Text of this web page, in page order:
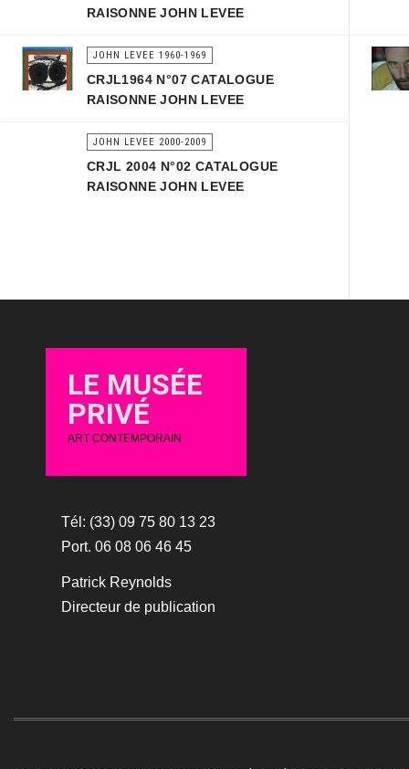
RAISONNE JOHN LEVEE
JOHN LEVEE 1960-1969
CRJL1964 N°07 CATALOGUE
RAISONNE JOHN LEVEE
JOHN LEVEE 2000-2009
CRJL 2004 N°02 CATALOGUE
RAISONNE JOHN LEVEE
LE MUSÉE
PRIVÉ
ART CONTEMPORAIN
Tél: (33) 09 75 80 13 23
Port. 06 08 06 46 45
Patrick Reynolds
Directeur de publication